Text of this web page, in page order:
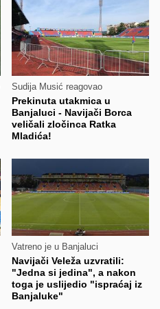
Sudija Musić reagovao
Prekinuta utakmica u
Banjaluci - Navijači Borca
veličali zločinca Ratka
Mladića!
Vatreno je u Banjaluci
Navijači Veleža uzvratili:
"Jedna si jedina", a nakon
toga je uslijedio "ispraćaj iz
Banjaluke"